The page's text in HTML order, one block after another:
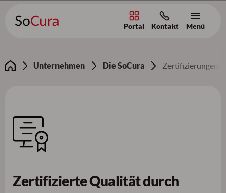
Portal Kontakt Menü
Unternehmen Die SoCura Zertifizierungen
Zertifizierte Qualität durch